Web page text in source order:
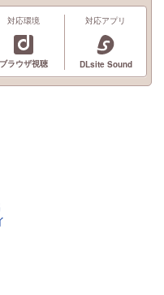
対応環境
ブラウザ視聴
対応アプリ
DLsite Sound